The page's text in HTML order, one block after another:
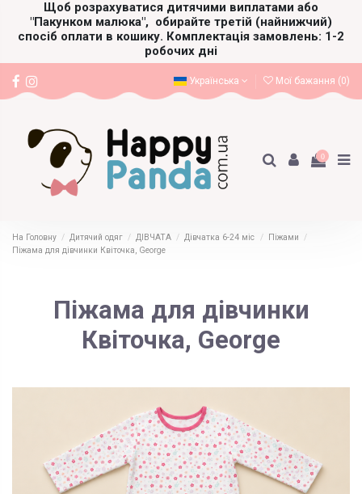
Щоб розрахуватися дитячими виплатами або
"Пакунком малюка", обирайте третій (найнижчий)
спосіб оплати в кошику. Комплектація замовлень: 1-2
робочих дні
Українська Мої бажання (0)
0
На Головну Дитячий одяг ДІВЧАТА Дівчатка 6-24 міс
Піжами
Піжама для дівчинки Квіточка, George
Піжама для дівчинки
Квіточка, George